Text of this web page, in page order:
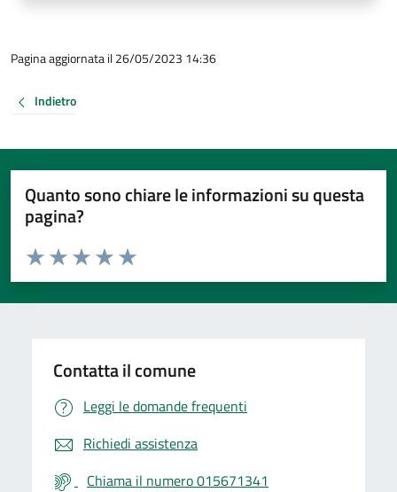
Pagina aggiornata il 26/05/2023 14:36
Indietro
Quanto sono chiare le informazioni su questa
pagina?
Valuta da 1 a 5 stelle la pagina
Valuta 5 stelle su 5
Valuta 4 stelle su 5
Valuta 3 stelle su 5
Valuta 2 stelle su 5
Valuta 1 stelle su 5
Contatta il comune
Leggi le domande frequenti
Richiedi assistenza
Chiama il numero 015671341